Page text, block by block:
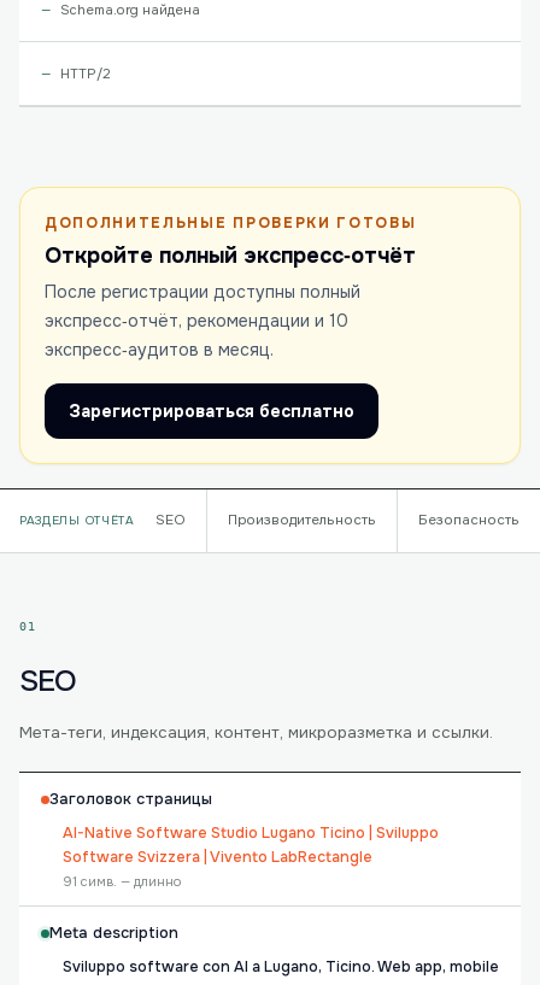
Schema.org найдена
HTTP/2
ДОПОЛНИТЕЛЬНЫЕ ПРОВЕРКИ ГОТОВЫ
Откройте полный экспресс‑отчёт
После регистрации доступны полный
экспресс‑отчёт, рекомендации и 10
экспресс‑аудитов в месяц.
Зарегистрироваться бесплатно
РАЗДЕЛЫ ОТЧЁТА SEO Производительность Безопасность
01
SEO
Мета-теги, индексация, контент, микроразметка и ссылки.
Заголовок страницы
AI-Native Software Studio Lugano Ticino | Sviluppo
Software Svizzera | Vivento LabRectangle
91 симв. — длинно
Meta description
Sviluppo software con AI a Lugano, Ticino. Web app, mobile